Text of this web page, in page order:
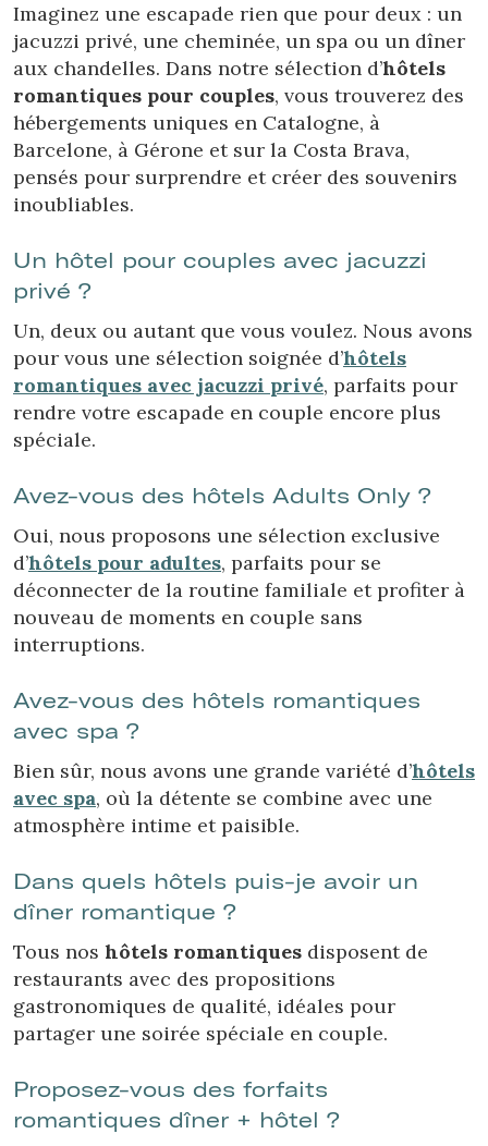
Imaginez une escapade rien que pour deux : un
jacuzzi privé, une cheminée, un spa ou un dîner
aux chandelles. Dans notre sélection d’hôtels
romantiques pour couples, vous trouverez des
hébergements uniques en Catalogne, à
Barcelone, à Gérone et sur la Costa Brava,
pensés pour surprendre et créer des souvenirs
inoubliables.
Un hôtel pour couples avec jacuzzi
privé ?
Un, deux ou autant que vous voulez. Nous avons
pour vous une sélection soignée d’hôtels
romantiques avec jacuzzi privé, parfaits pour
rendre votre escapade en couple encore plus
spéciale.
Avez-vous des hôtels Adults Only ?
Oui, nous proposons une sélection exclusive
d’hôtels pour adultes, parfaits pour se
déconnecter de la routine familiale et profiter à
nouveau de moments en couple sans
interruptions.
Avez-vous des hôtels romantiques
avec spa ?
Bien sûr, nous avons une grande variété d’hôtels
avec spa, où la détente se combine avec une
atmosphère intime et paisible.
Dans quels hôtels puis-je avoir un
dîner romantique ?
Tous nos hôtels romantiques disposent de
restaurants avec des propositions
gastronomiques de qualité, idéales pour
partager une soirée spéciale en couple.
Proposez-vous des forfaits
romantiques dîner + hôtel ?